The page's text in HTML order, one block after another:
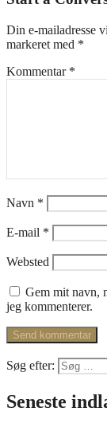
Din e-mailadresse
markeret med *
Kommentar *
Navn *
E-mail *
Websted
Gem mit navn,
jeg kommenterer.
Søg efter:
Seneste